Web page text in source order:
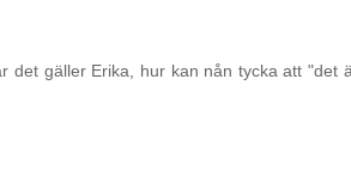
det gäller Erika, hur kan nån tycka att "det